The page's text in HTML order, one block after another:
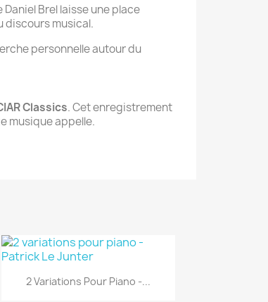
Brel laisse une place
discours musical.
personnelle autour du
Classics. Cet enregistrement
musique appelle.
Aperçu rapide
2 Variations Pour Piano -...